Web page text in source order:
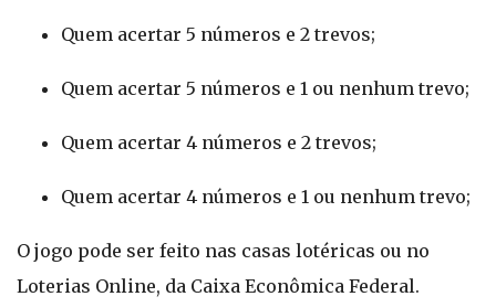
Quem acertar 5 números e 2 trevos;
Quem acertar 5 números e 1 ou nenhum trevo;
Quem acertar 4 números e 2 trevos;
Quem acertar 4 números e 1 ou nenhum trevo;
O jogo pode ser feito nas casas lotéricas ou no
Loterias Online, da Caixa Econômica Federal.